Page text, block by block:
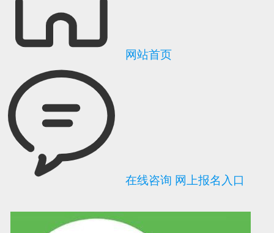
可信网站信用评 网络警察提醒你 诚信网站
网站首页
在线咨询 网上报名入口